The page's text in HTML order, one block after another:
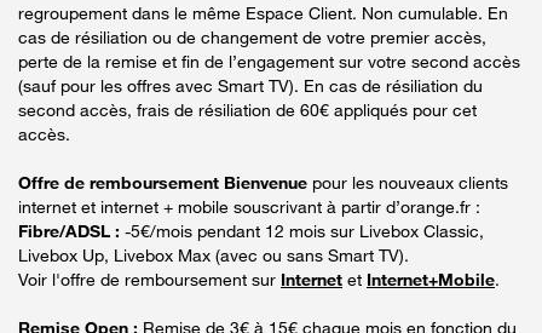
regroupement dans le même Espace Client. Non cumulable. En
cas de résiliation ou de changement de votre premier accès,
perte de la remise et fin de l’engagement sur votre second accès
(sauf pour les offres avec Smart TV). En cas de résiliation du
second accès, frais de résiliation de 60€ appliqués pour cet
accès.
Offre de remboursement Bienvenue pour les nouveaux clients
internet et internet + mobile souscrivant à partir d’orange.fr :
Fibre/ADSL : -5€/mois pendant 12 mois sur Livebox Classic,
Livebox Up, Livebox Max (avec ou sans Smart TV).
Voir l'offre de remboursement sur Internet et Internet+Mobile.
Remise Open : Remise de 3€ à 15€ chaque mois en fonction du